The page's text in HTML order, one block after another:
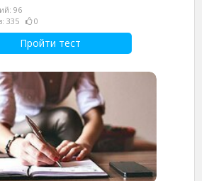
96
335
0
Пройти тест